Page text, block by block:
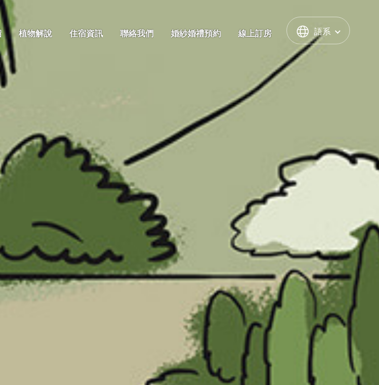
植物解說 住宿資訊 聯絡我們 婚紗婚禮預約 線上訂房 語系